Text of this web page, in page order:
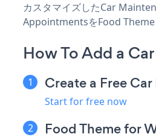
カスタマイズしたCar
AppointmentsをFood Theme
How To Add a
Create a Free
Start for free now
Food Theme for